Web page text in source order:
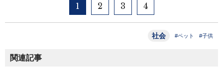
1 2 3 4
社会 #ペット #子供
関連記事